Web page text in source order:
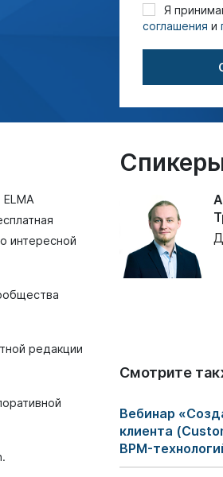
Я
соглашения и
интересной
редакции
Смотрите
Вебинар
клиента
BPM-